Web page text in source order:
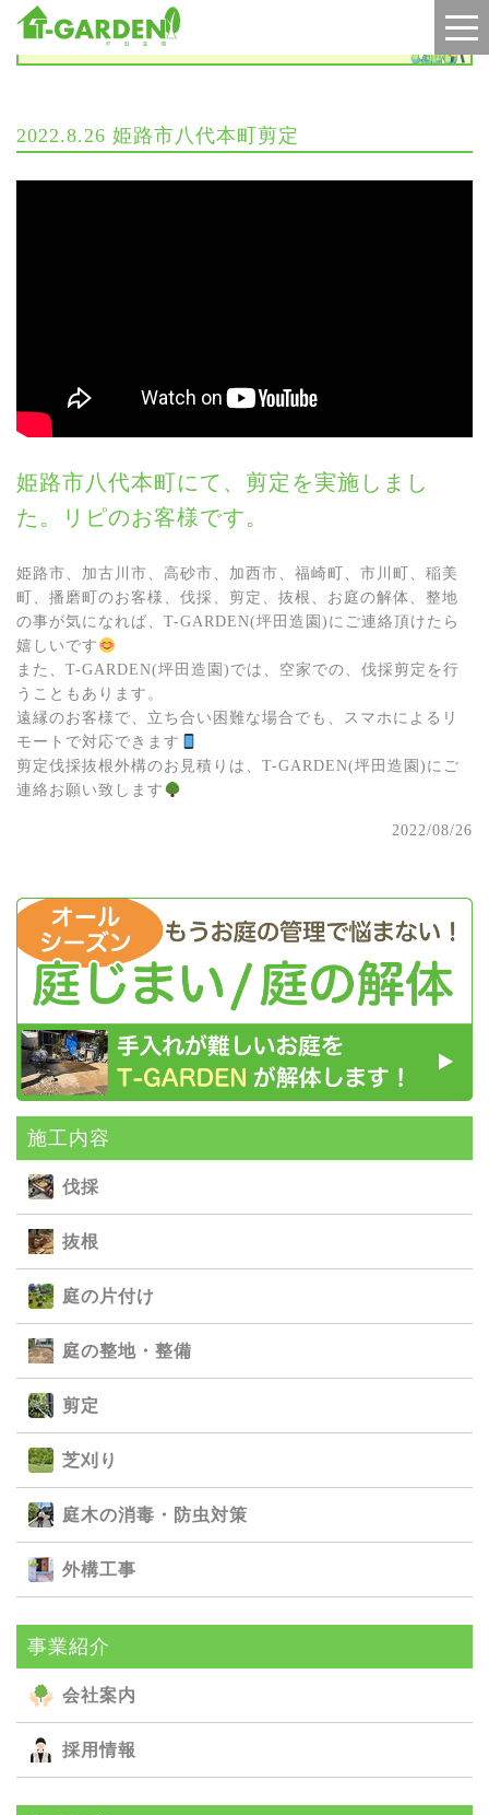
施工実績
施⼯内容
伐採
抜根
庭の⽚付け
庭の整地・整備
剪定
芝刈り
庭⽊の消毒・防⾍対策
外構⼯事
事業紹介
会社案内
採用情報
2022.8.26 姫路市八代本町剪定
姫路市八代本町にて、剪定を実施しまし
た。リピのお客様です。
姫路市、加古川市、高砂市、加西市、福崎町、市川町、稲美
町、播磨町のお客様、伐採、剪定、抜根、お庭の解体、整地
の事が気になれば、T-GARDEN(坪田造園)にご連絡頂けたら
嬉しいです
また、T-GARDEN(坪田造園)では、空家での、伐採剪定を行
うこともあります。
遠縁のお客様で、立ち合い困難な場合でも、スマホによるリ
モートで対応できます
剪定伐採抜根外構のお見積りは、T-GARDEN(坪田造園)にご
連絡お願い致します
2022/08/26